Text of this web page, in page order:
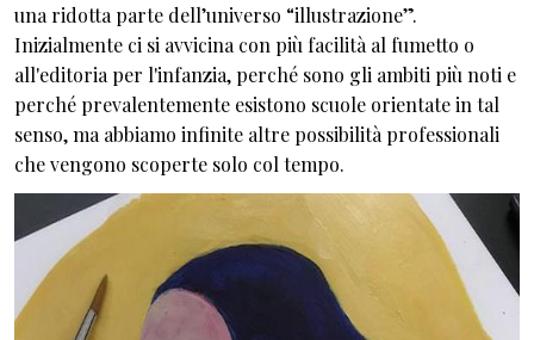
una ridotta parte dell’universo “illustrazione”.
Inizialmente ci si avvicina con più facilità al fumetto o
all'editoria per l'infanzia, perché sono gli ambiti più noti e
perché prevalentemente esistono scuole orientate in tal
senso, ma abbiamo infinite altre possibilità professionali
che vengono scoperte solo col tempo.